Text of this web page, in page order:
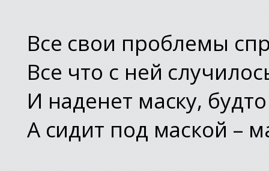
Все свои проблемы
Все что с ней
И наденет маску,
А сидит под маской –